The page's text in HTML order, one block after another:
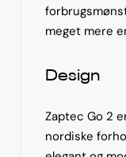
meget mere
Design
Zaptec Go 2
nordiske